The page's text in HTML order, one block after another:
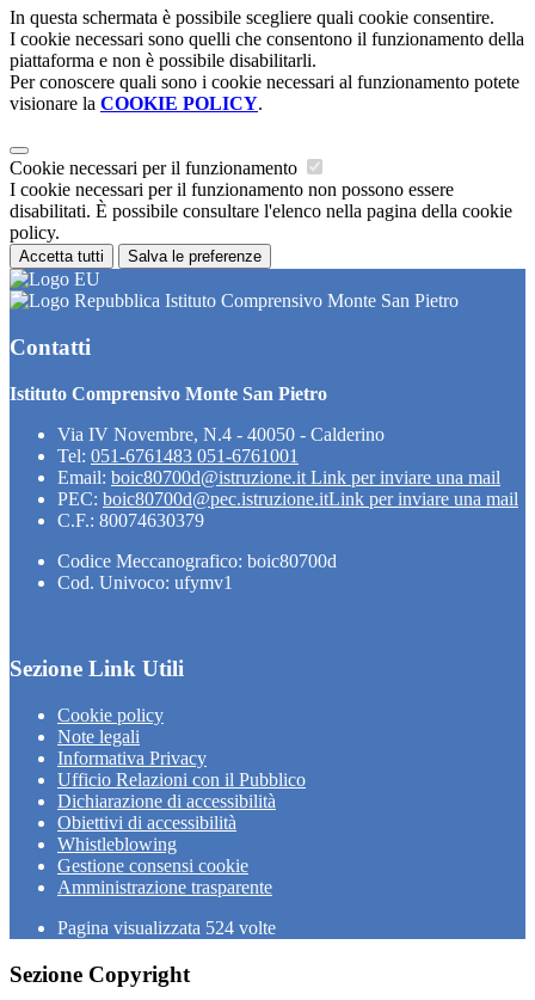
In questa schermata è possibile scegliere quali cookie consentire.
I cookie necessari sono quelli che consentono il funzionamento della
piattaforma e non è possibile disabilitarli.
Per conoscere quali sono i cookie necessari al funzionamento potete
visionare la COOKIE POLICY.
Cookie necessari per il funzionamento
I cookie necessari per il funzionamento non possono essere
disabilitati. È possibile consultare l'elenco nella pagina della cookie
policy.
Accetta tutti Salva le preferenze
Istituto Comprensivo Monte San Pietro
Contatti
Istituto Comprensivo Monte San Pietro
Via IV Novembre, N.4 - 40050 - Calderino
Tel: 051-6761483 051-6761001
Email: boic80700d@istruzione.it Link per inviare una mail
PEC: boic80700d@pec.istruzione.itLink per inviare una mail
C.F.: 80074630379
Codice Meccanografico: boic80700d
Cod. Univoco: ufymv1
Sezione Link Utili
Cookie policy
Note legali
Informativa Privacy
Ufficio Relazioni con il Pubblico
Dichiarazione di accessibilità
Obiettivi di accessibilità
Whistleblowing
Gestione consensi cookie
Amministrazione trasparente
Pagina visualizzata 524 volte
Sezione Copyright